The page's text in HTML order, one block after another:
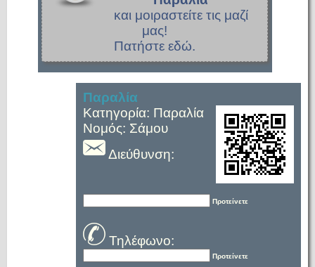
και μοιραστείτε τις μαζί
μας!
Πατήστε εδώ.
Παραλία
Κατηγορία: Παραλία
Νομός: Σάμου
Διεύθυνση:
Προτείνετε
Τηλέφωνο:
Προτείνετε